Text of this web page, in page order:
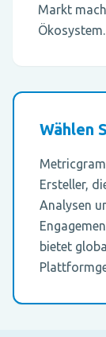
Markt
Ökosystem.
Wählen
Ersteller,
Analysen
bietet